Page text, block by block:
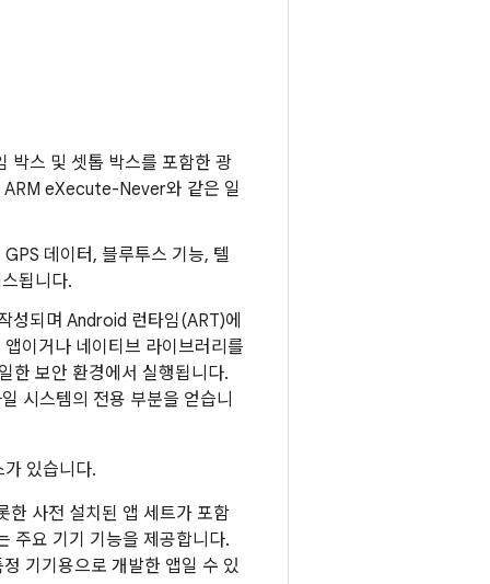
박스 및 셋톱 박스를 포함한 광
ARM eXecute-Never와 같은 일
데이터, 블루투스 기능, 텔
됩니다.
성되며 Android 런타임(ART)에
이거나 네이티브 라이브러리를
한 보안 환경에서 실행됩니다.
시스템의 전용 부분을 얻습니
있습니다.
한 사전 설치된 앱 세트가 포함
주요 기기 기능을 제공합니다.
기기용으로 개발한 앱일 수 있